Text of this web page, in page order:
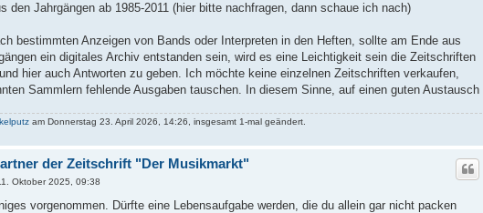
den Jahrgängen ab 1985-2011 (hier bitte nachfragen, dann schaue ich nach)
bestimmten Anzeigen von Bands oder Interpreten in den Heften, sollte am Ende aus
ein digitales Archiv entstanden sein, wird es eine Leichtigkeit sein die Zeitschriften
hier auch Antworten zu geben. Ich möchte keine einzelnen Zeitschriften verkaufen,
Sammlern fehlende Ausgaben tauschen. In diesem Sinne, auf einen guten Austausch
am Donnerstag 23. April 2026, 14:26, insgesamt 1-mal geändert.
der Zeitschrift "Der Musikmarkt"
Oktober 2025, 09:38
vorgenommen. Dürfte eine Lebensaufgabe werden, die du allein gar nicht packen